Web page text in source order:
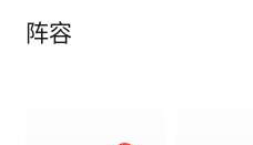
阵容